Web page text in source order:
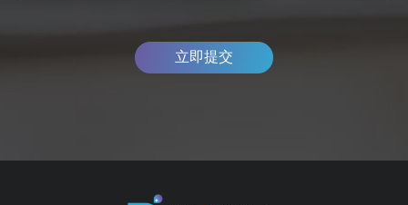
立即提交